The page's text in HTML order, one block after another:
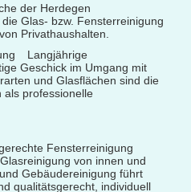
der Herdegen
Glas- bzw. Fensterreinigung
Privathaushalten.
Langjährige
Geschick im Umgang mit
und Glasflächen sind die
als professionelle
Fensterreinigung
von innen und
Gebäudereinigung führt
qualitätsgerecht, individuell